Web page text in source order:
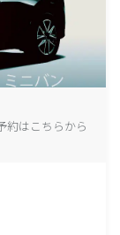
約はこちらから